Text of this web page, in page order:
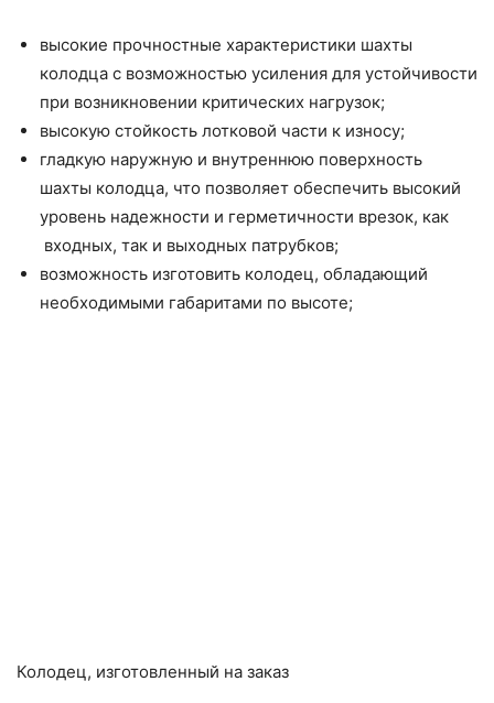
высокие прочностные характеристики шахты
колодца с возможностью усиления для устойчивости
при возникновении критических нагрузок;
высокую стойкость лотковой части к износу;
гладкую наружную и внутреннюю поверхность
шахты колодца, что позволяет обеспечить высокий
уровень надежности и герметичности врезок, как
входных, так и выходных патрубков;
возможность изготовить колодец, обладающий
необходимыми габаритами по высоте;
Колодец, изготовленный на заказ